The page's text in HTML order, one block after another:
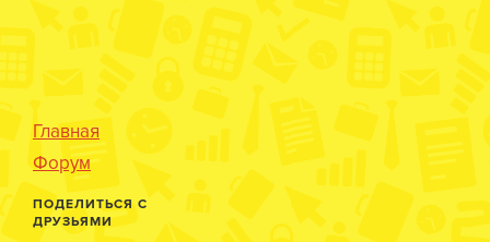
Главная
Форум
ПОДЕЛИТЬСЯ С
ДРУЗЬЯМИ